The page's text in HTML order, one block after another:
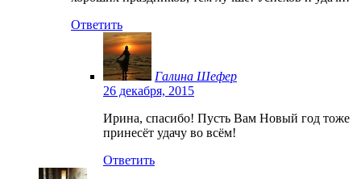
Ответить
Галина Шефер
26 декабря, 2015
Ирина, спасибо! Пусть Вам Новый год тоже
принесёт удачу во всём!
Ответить